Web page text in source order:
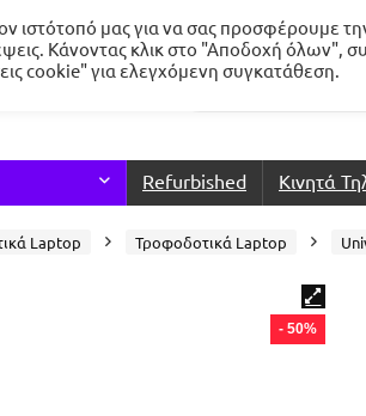
Refurbished Κινητά
Laptop Τροφοδοτικά Laptop
- 50%
ιστότοπό μας για να σας προσφέρουμε την
Κάνοντας κλικ στο "Αποδοχή όλων",
cookie" για ελεγχόμενη συγκατάθεση.